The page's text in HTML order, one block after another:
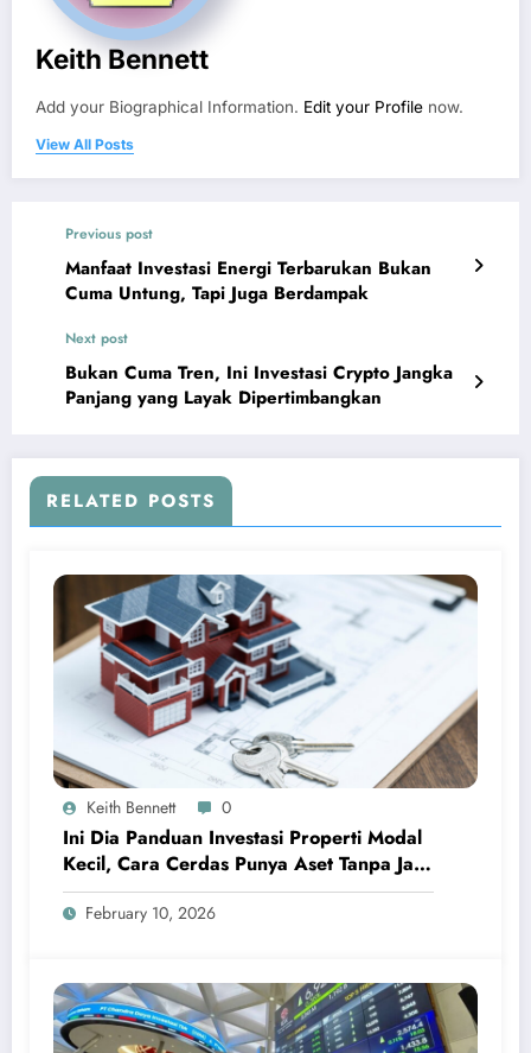
Keith Bennett
Add your Biographical Information. Edit your Profile now.
View All Posts
Previous post
Manfaat Investasi Energi Terbarukan Bukan
Cuma Untung, Tapi Juga Berdampak
Next post
Bukan Cuma Tren, Ini Investasi Crypto Jangka
Panjang yang Layak Dipertimbangkan
RELATED POSTS
Keith Bennett 0
Ini Dia Panduan Investasi Properti Modal
Kecil, Cara Cerdas Punya Aset Tanpa Jadi
Sultan
February 10, 2026